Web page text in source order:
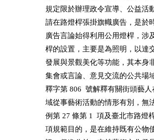
規定限於辦理政令宣導、公
請在路燈桿張掛旗幟廣告，
廣告言論始得利用公用燈桿
桿的設置，主要是為照明，
發展與景觀美化等功能，其
集會或言論、意見交流的公
釋字第 806  號解釋有關街頭
域從事藝術活動的情形有別
例第 27 條第 1  項及臺北市路
項規範目的，是在維持既有